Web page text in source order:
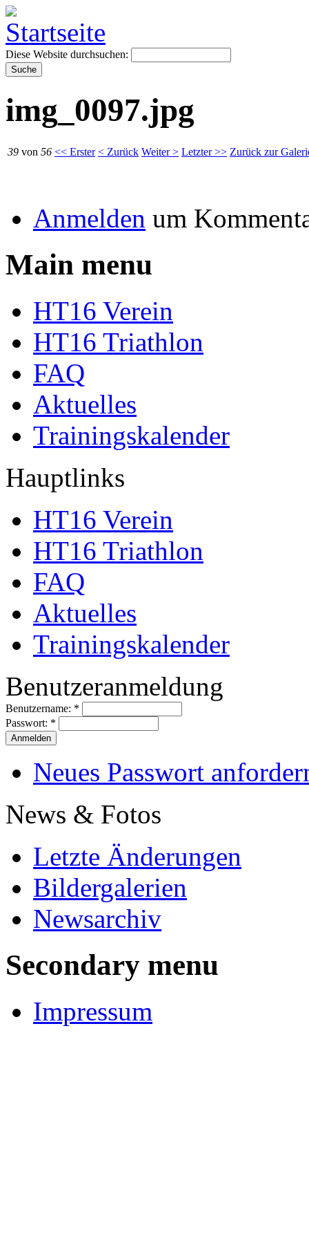
Diese Website durchsuchen:
img_0097.jpg
39 von 56 << Erster < Zurück Weiter > Letzter >> Zurück zur
Anmelden um
Main menu
HT16 Verein
HT16 Triathlon
FAQ
Aktuelles
Trainingskalender
Hauptlinks
HT16 Verein
HT16 Triathlon
FAQ
Aktuelles
Trainingskalender
Benutzeranmeldung
Benutzername: *
Passwort: *
Neues Passwort
News & Fotos
Letzte Änderungen
Bildergalerien
Newsarchiv
Secondary menu
Impressum